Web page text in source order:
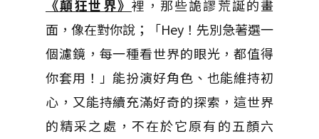
《顛狂世界》 裡，那些詭謬荒誕的畫
面，像在對你說；「Hey！先別急著選一
個濾鏡，每一種看世界的眼光，都值得
你套用！」能扮演好角色、也能維持初
心，又能持續充滿好奇的探索，這世界
的精采之處，不在於它原有的五顏六